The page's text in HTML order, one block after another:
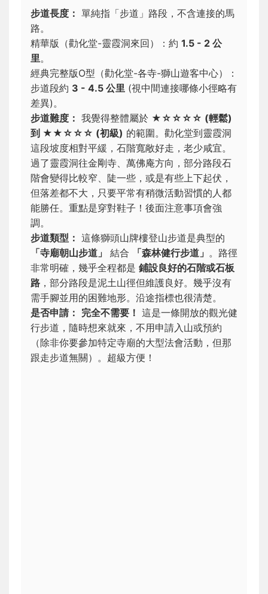
步道長度： 單純指「步道」路段，不含連接的馬
路。
精華版（勸化堂-靈霞洞來回）：約 1.5 - 2 公
里。
經典完整版O型（勸化堂-各寺-獅山遊客中心）：
步道段約 3 - 4.5 公里 (視中間連接哪條小徑略有
差異)。
步道難度： 我覺得整體屬於 ★☆☆☆☆ (輕鬆)
到 ★★☆☆☆ (初級) 的範圍。勸化堂到靈霞洞
這段坡度相對平緩，石階寬敞好走，老少咸宜。
過了靈霞洞往金剛寺、萬佛庵方向，部分路段石
階會變得比較窄、陡一些，或是有些上下起伏，
但落差都不大，只要平常有稍微活動習慣的人都
能勝任。重點是穿對鞋子！後面注意事項會強
調。
步道類型： 這條獅頭山牌樓登山步道是典型的
「寺廟朝山步道」
結合 「森林健行步道」 。路徑
非常明確，幾乎全程都是 鋪設良好的石階或石板
路 ，部分路段是泥土山徑但維護良好。幾乎沒有
需手腳並用的困難地形。沿途指標也很清楚。
是否申請： 完全不需要！ 這是一條開放的觀光健
行步道，隨時想來就來，不用申請入山或預約
（除非你要參加特定寺廟的大型法會活動，但那
跟走步道無關）。超級方便！